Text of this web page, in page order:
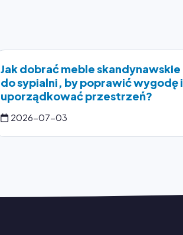
Jak dobrać meble skandynawskie
do sypialni, by poprawić wygodę i
uporządkować przestrzeń?
2026-07-03